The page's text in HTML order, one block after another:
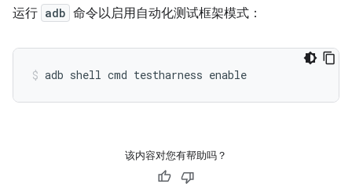
运行 adb 命令以启用自动化测试框架模式：
adb shell cmd testharness enable
该内容对您有帮助吗？